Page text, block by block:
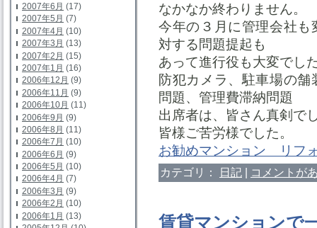
2007年6月 (17)
2007年5月 (7)
2007年4月 (10)
2007年3月 (13)
2007年2月 (15)
2007年1月 (16)
2006年12月 (9)
2006年11月 (9)
2006年10月 (11)
2006年9月 (9)
2006年8月 (11)
2006年7月 (10)
2006年6月 (9)
2006年5月 (10)
2006年4月 (7)
2006年3月 (9)
2006年2月 (10)
2006年1月 (13)
なかなか終わりません。
今年の３月に管理会社
対する問題提起も
あって進行役も大変でし
防犯カメラ、駐車場の
問題、管理費滞納問題
出席者は、皆さん真剣で
皆様ご苦労様でした。
お勧めマンション リフ
カテゴリ： 日記 | コメントが
賃貸マンションで